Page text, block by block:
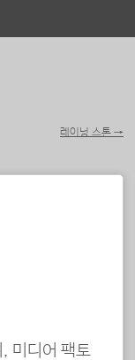
레이닝 스톤 →
미디어 팩토